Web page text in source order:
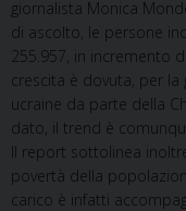
giornalista Monica
di ascolto, le persone
255.957, in incremento
crescita è dovuta, per la
ucraine da parte della
dato, il trend è
Il report sottolinea
povertà della
carico è infatti